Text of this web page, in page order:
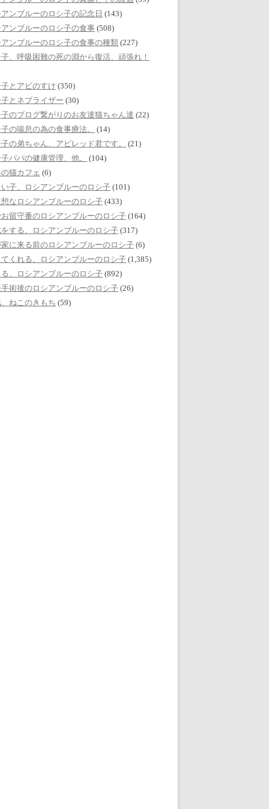
ンブルーのロシ子の記念日 (143)
ンブルーのロシ子の食事 (508)
ンブルーのロシ子の食事の種類 (227)
、呼吸困難の死の淵から復活、頑張れ！
とアビのすけ (350)
とネブライザー (30)
のブログ繋がりのお友達猫ちゃん達 (22)
の喘息の為の食事療法。
(14)
の弟ちゃん、アビレッド君です。
(21)
パパの健康管理、他。
(104)
猫カフェ (6)
子、ロシアンブルーのロシ子 (101)
なロシアンブルーのロシ子 (433)
留守番のロシアンブルーのロシ子 (164)
する、ロシアンブルーのロシ子 (317)
に来る前のロシアンブルーのロシ子 (6)
くれる、ロシアンブルーのロシ子 (1,385)
、ロシアンブルーのロシ子 (892)
術後のロシアンブルーのロシ子 (26)
ねこのきもち (59)